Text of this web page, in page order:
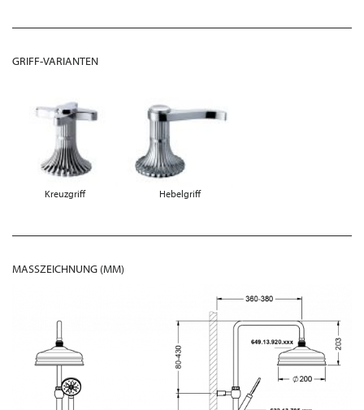
GRIFF-VARIANTEN
Kreuzgriff Hebelgriff
MASSZEICHNUNG (MM)